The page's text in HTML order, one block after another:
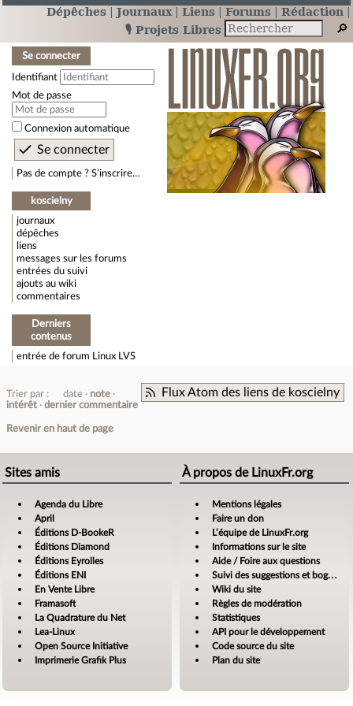
Dépêches Journaux Liens Forums
Rédaction
🎙️ Projets Libres
Se connecter
Identifiant
Mot de passe
Connexion automatique
Pas de compte ? S’inscrire…
koscielny
journaux
dépêches
liens
messages sur les forums
entrées du suivi
ajouts au wiki
commentaires
Derniers
contenus
entrée de forum Linux LVS
Flux Atom des liens de koscielny
Trier par : date
note
intérêt
dernier commentaire
Revenir en haut de page
Sites amis
Agenda du Libre
April
Éditions D-BookeR
Éditions Diamond
Éditions Eyrolles
Éditions ENI
En Vente Libre
Framasoft
La Quadrature du Net
Lea-Linux
Open Source Initiative
Imprimerie Grafik Plus
À propos de LinuxFr.org
Mentions légales
Faire un don
L’équipe de LinuxFr.org
Informations sur le site
Aide / Foire aux questions
Suivi des suggestions et bogues
Wiki du site
Règles de modération
Statistiques
API pour le développement
Code source du site
Plan du site